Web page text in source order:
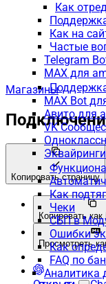
Как
Как на
Частые
Telegram
MAX для
MAX Bot
Авито для
VK
Как
Чеки
СБП в
Ошибки
Как
FAQ по
Аналитика
Магазины
Копировать страницу
Копировать
Просмотреть